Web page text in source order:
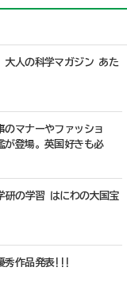
大人の科学マガジン あた
マナーやファッショ
が登場。英国好きも必
研の学習 はにわの大国宝
秀作品発表!!!